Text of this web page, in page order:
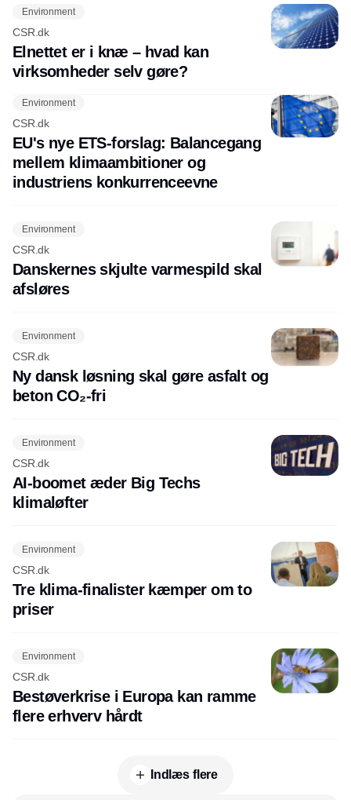
Environment
CSR.dk
Elnettet er i knæ – hvad kan
virksomheder selv gøre?
Environment
CSR.dk
EU's nye ETS-forslag: Balancegang
mellem klimaambitioner og
industriens konkurrenceevne
Environment
CSR.dk
Danskernes skjulte varmespild skal
afsløres
Environment
CSR.dk
Ny dansk løsning skal gøre asfalt og
beton CO₂-fri
Environment
CSR.dk
AI-boomet æder Big Techs
klimaløfter
Environment
CSR.dk
Tre klima-finalister kæmper om to
priser
Environment
CSR.dk
Bestøverkrise i Europa kan ramme
flere erhverv hårdt
Indlæs flere